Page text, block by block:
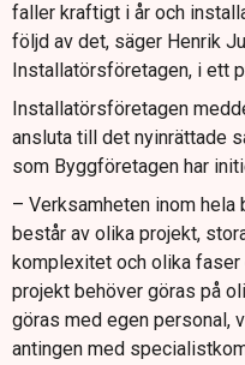
faller kraftigt i år och
följd av det, säger Henrik
Installatörsföretagen, i ett
Installatörsföretagen
ansluta till det nyinrättade
som Byggföretagen har
– Verksamheten inom
består av olika projekt,
komplexitet och olika
projekt behöver göras på
göras med egen personal,
antingen med